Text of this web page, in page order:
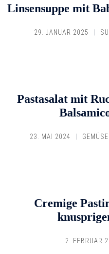
Linsensuppe mit
29. JANUAR 2025
Pastasalat mit
23. MAI 2024
Cremige
2. FEBRUAR